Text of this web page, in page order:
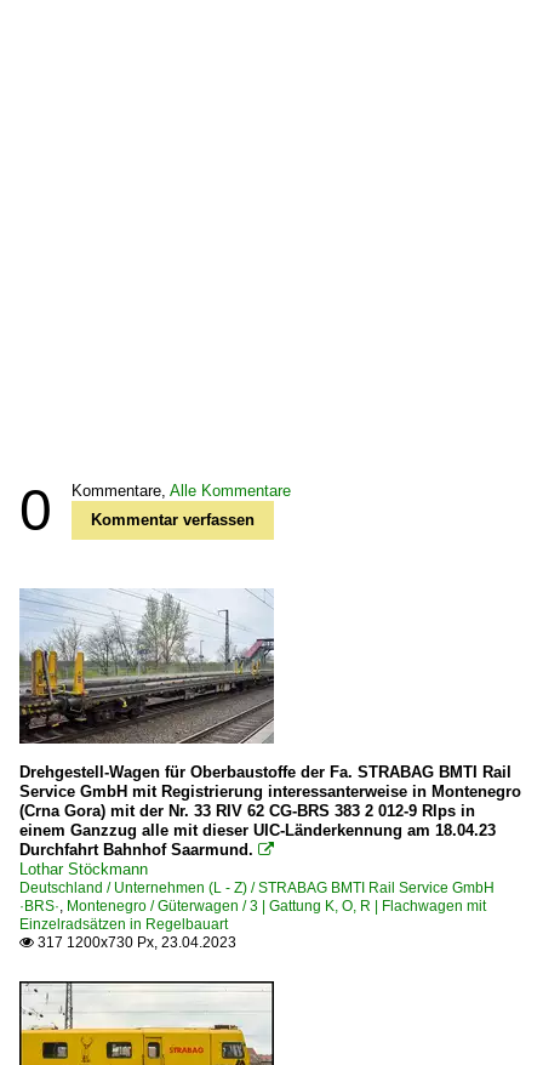
0 Kommentare, Alle Kommentare
Kommentar verfassen
Drehgestell-Wagen für Oberbaustoffe der Fa. STRABAG BMTI Rail
Service GmbH mit Registrierung interessanterweise in Montenegro
(Crna Gora) mit der Nr. 33 RIV 62 CG-BRS 383 2 012-9 Rlps in
einem Ganzzug alle mit dieser UIC-Länderkennung am 18.04.23
Durchfahrt Bahnhof Saarmund. 
Lothar Stöckmann
Deutschland / Unternehmen (L - Z) / STRABAG BMTI Rail Service GmbH
·BRS· Montenegro / Güterwagen / 3 | Gattung K, O, R | Flachwagen mit
Einzelradsätzen in Regelbauart
 317 1200x730 Px, 23.04.2023